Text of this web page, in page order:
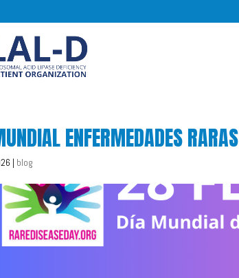
ENFERMEDADES RARAS
| blog